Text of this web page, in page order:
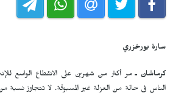
سارة بورخزري
كرماشان ـمر أكثر من شهرين على الانقطاع الواسع
الناس في حالة من العزلة غير المسبوقة. لا تتجاوز نسبة